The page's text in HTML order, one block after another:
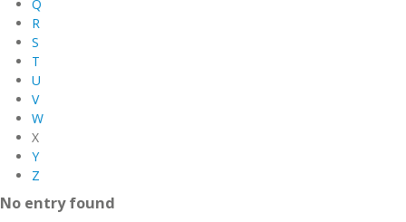
Q
R
S
T
U
V
W
X
Y
Z
No entry found